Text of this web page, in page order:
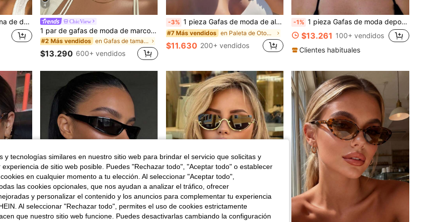
accesorio de fiesta, accesorio de atuendo
4
ChicView
1 par de gafas de moda de marco grande para mujer, adecuadas para vacaciones en la playa, fotografía callejera, atuendo para conducir
#2 Más vendidos en Gafas de tamaño grande .
$13.290 600+ vendidos
-3% 1 pieza Gafas de moda de alta gama con estilo retro ovalado
#7 Más vendidos en Paleta de Otoño Gafas y accesorios para gafas d
$11.630 200+ vendidos
-1% 1 pieza Gafas de moda deportiva estilo Y2K para mujer en color rosa, apropiadas para la playa, festivales de música, vacaciones de verano en la playa, al aire libre y viajes
$13.261 100+ vendidos
Clientes habituales
y tecnologías similares en nuestro sitio web para brindar el servicio que solicitas y
de sitio web posible. Puedes "Rechazar todo", "Aceptar todo" o establecer
en cualquier momento a tu elección. Al seleccionar "Aceptar todo",
las cookies opcionales, que nos ayudan a analizar el tráfico, ofrecer
y personalizar el contenido y los anuncios para complementar tu experiencia
Al seleccionar "Rechazar todo", permites el uso de cookies estrictamente
que nuestro sitio web funcione. Puedes desactivarlas cambiando la configuración